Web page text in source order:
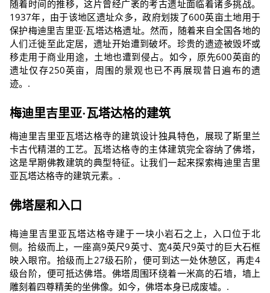
随着时间的推移，这片曾经广袤的考古遗址面临着诸多挑战。
1937年，由于该地区遗址众多，政府划拨了600英亩土地用于
保护梅迪里吉里亚·瓦塔达格遗址。然而，随着来自全国各地的
人们迁徙至此定居，遗址开始遭到破坏。珍贵的遗迹被毁坏或
移走用于商业用途，土地也遭到侵占。如今，原先600英亩的
遗址仅存250英亩，周围的景观也已不再展现昔日遍布的遗
迹。.
梅迪里吉里亚·瓦塔达格的建筑
梅迪里吉里亚瓦塔达格寺的建筑设计独具特色，展现了斯里兰
卡古代精湛的工艺。瓦塔达格寺的主体建筑完全容纳了佛塔，
这是早期佛教建筑的典型特征。让我们一起来探索梅迪里吉里
亚瓦塔达格寺的建筑元素。.
佛塔屋和入口
梅迪里吉里亚瓦塔达格寺建于一块小岩石之上，入口位于北
侧。拾级而上，一座高9英尺9英寸、宽4英尺9英寸的巨大石框
映入眼帘。拾级而上27级石阶，便可到达一处休憩区，再走4
级台阶，便可抵达佛塔。佛塔周围环绕着一米高的石墙，墙上
雕刻着四尊精美的坐佛像。如今，佛塔本身已成废墟。.